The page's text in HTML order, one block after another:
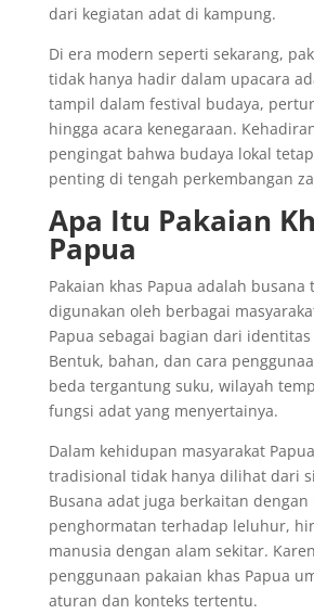
dari kegiatan adat di kampung.
Di era modern seperti sekarang,
tidak hanya hadir dalam upacara
tampil dalam festival budaya,
hingga acara kenegaraan.
pengingat bahwa budaya lokal
penting di tengah perkembangan
Apa Itu Pakaian
Papua
Pakaian khas Papua adalah
digunakan oleh berbagai
Papua sebagai bagian dari
Bentuk, bahan, dan cara
beda tergantung suku, wilayah
fungsi adat yang menyertainya.
Dalam kehidupan masyarakat
tradisional tidak hanya dilihat dari
Busana adat juga berkaitan dengan
penghormatan terhadap leluhur,
manusia dengan alam sekitar.
penggunaan pakaian khas Papua
aturan dan konteks tertentu.